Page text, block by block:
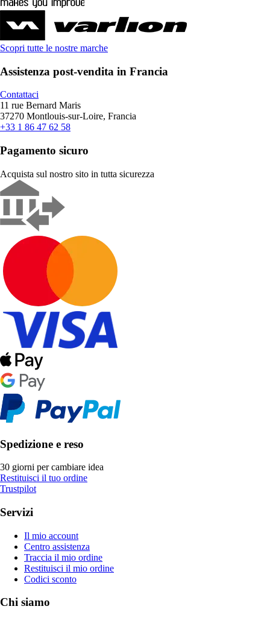
Scopri tutte le nostre marche
Assistenza post-vendita in Francia
Contattaci
11 rue Bernard Maris
37270 Montlouis-sur-Loire, Francia
+33 1 86 47 62 58
Pagamento sicuro
Acquista sul nostro sito in tutta sicurezza
Spedizione e reso
30 giorni per cambiare idea
Restituisci il tuo ordine
Trustpilot
Servizi
Il mio account
Centro assistenza
Traccia il mio ordine
Restituisci il mio ordine
Codici sconto
Chi siamo